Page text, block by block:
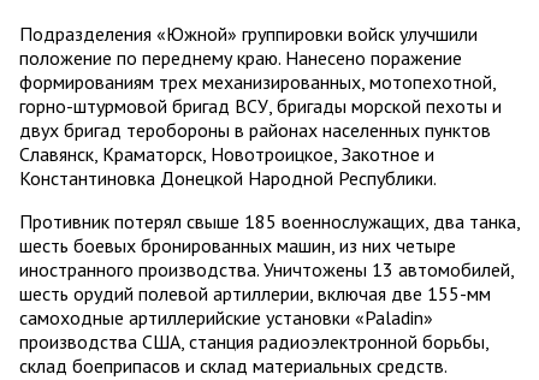
Подразделения «Южной» группировки войск улучшили
положение по переднему краю. Нанесено поражение
формированиям трех механизированных, мотопехотной,
горно-штурмовой бригад ВСУ, бригады морской пехоты и
двух бригад теробороны в районах населенных пунктов
Славянск, Краматорск, Новотроицкое, Закотное и
Константиновка Донецкой Народной Республики.
Противник потерял свыше 185 военнослужащих, два танка,
шесть боевых бронированных машин, из них четыре
иностранного производства. Уничтожены 13 автомобилей,
шесть орудий полевой артиллерии, включая две 155-мм
самоходные артиллерийские установки «Paladin»
производства США, станция радиоэлектронной борьбы,
склад боеприпасов и склад материальных средств.